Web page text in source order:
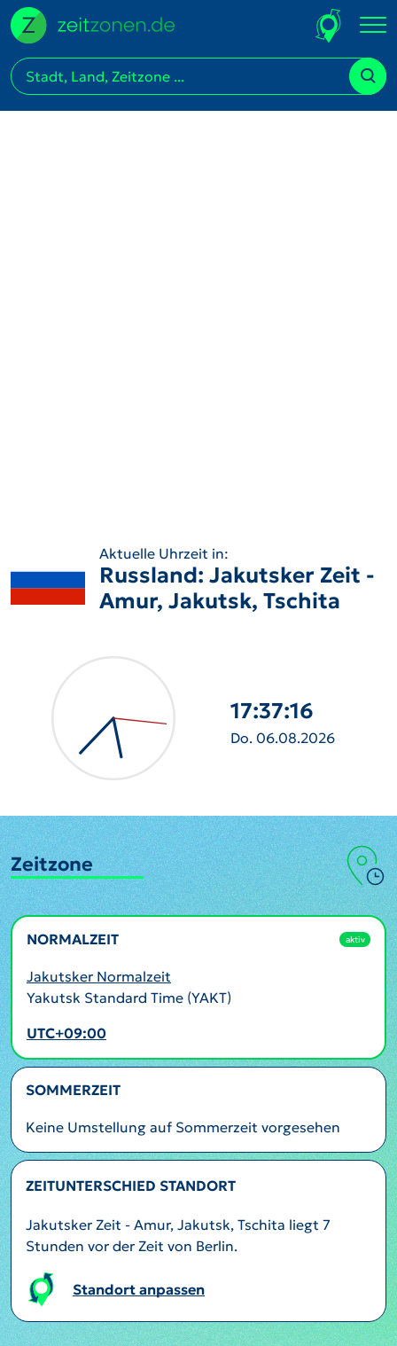
Aktuelle Uhrzeit in:
Russland: Jakutsker Zeit -
Amur, Jakutsk, Tschita
17:37:17
Do. 06.08.2026
Zeitzone
NORMALZEIT aktiv
Jakutsker Normalzeit
Yakutsk Standard Time (YAKT)
UTC+09:00
SOMMERZEIT
Keine Umstellung auf Sommerzeit vorgesehen
ZEITUNTERSCHIED STANDORT
Jakutsker Zeit - Amur, Jakutsk, Tschita liegt 7
Stunden vor der Zeit von Berlin.
Standort anpassen